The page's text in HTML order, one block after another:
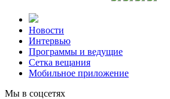
Новости
Интервью
Программы и ведущие
Сетка вещания
Мобильное приложение
Мы в соцсетях